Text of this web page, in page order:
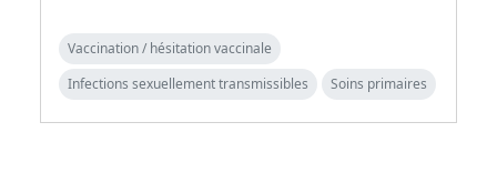
Vaccination / hésitation vaccinale
Infections sexuellement transmissibles
Soins primaires